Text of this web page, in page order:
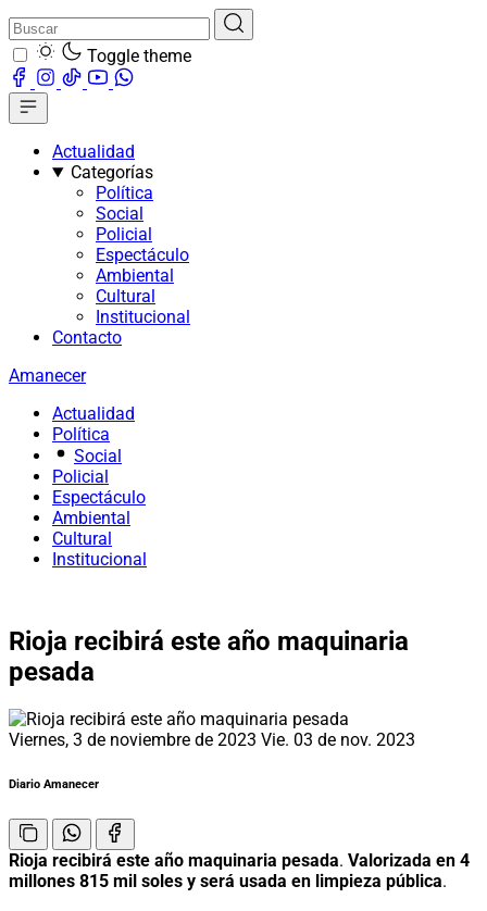
Toggle theme
Actualidad
Categorías
Política
Social
Policial
Espectáculo
Ambiental
Cultural
Institucional
Contacto
Amanecer
Actualidad
Política
Social
Policial
Espectáculo
Ambiental
Cultural
Institucional
Rioja recibirá este año maquinaria
pesada
Viernes, 3 de noviembre de 2023 Vie. 03 de nov. 2023
Diario Amanecer
Rioja recibirá este año maquinaria pesada. Valorizada en 4
millones 815 mil soles y será usada en limpieza pública.